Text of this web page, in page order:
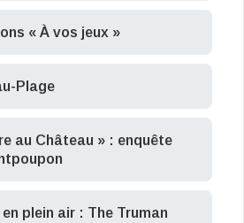
« À vos jeux »
Plage
au Château » : enquête
plein air : The Truman